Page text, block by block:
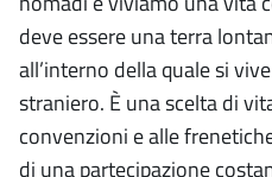
deve essere una terra
all’interno della quale si
straniero. È una scelta di
convenzioni e alle
di una partecipazione